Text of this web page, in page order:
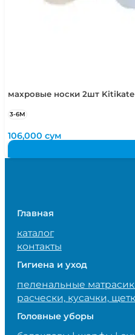
махровые носки 2шт Kitikate
3-6М
106,000сум
Главная
каталог
контакты
Гигиена и уход
пеленальные
расчески, кусачки,
Головные уборы